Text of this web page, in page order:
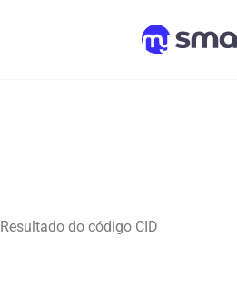
Resultado do código CID